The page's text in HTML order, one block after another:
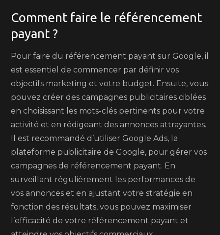
Comment faire le référencement
payant ?
Pour faire du référencement payant sur Google, il
est essentiel de commencer par définir vos
objectifs marketing et votre budget. Ensuite, vous
pouvez créer des campagnes publicitaires ciblées
en choisissant les mots-clés pertinents pour votre
activité et en rédigeant des annonces attrayantes.
Il est recommandé d’utiliser Google Ads, la
plateforme publicitaire de Google, pour gérer vos
campagnes de référencement payant. En
surveillant régulièrement les performances de
vos annonces et en ajustant votre stratégie en
fonction des résultats, vous pouvez maximiser
l’efficacité de votre référencement payant et